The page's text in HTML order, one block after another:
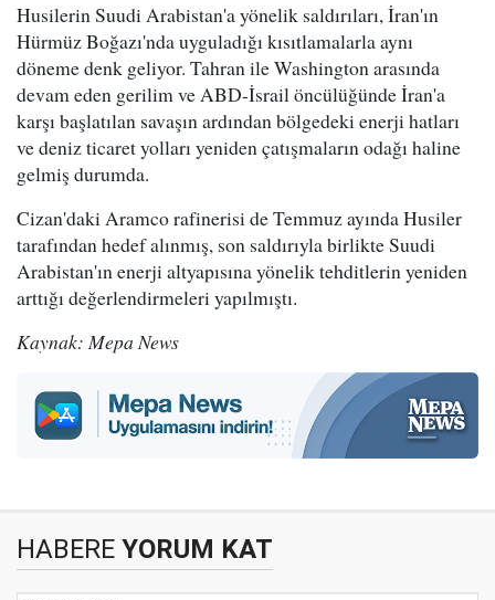
Husilerin Suudi Arabistan'a yönelik saldırıları, İran'ın
Hürmüz Boğazı'nda uyguladığı kısıtlamalarla aynı
döneme denk geliyor. Tahran ile Washington arasında
devam eden gerilim ve ABD-İsrail öncülüğünde İran'a
karşı başlatılan savaşın ardından bölgedeki enerji hatları
ve deniz ticaret yolları yeniden çatışmaların odağı haline
gelmiş durumda.
Cizan'daki Aramco rafinerisi de Temmuz ayında Husiler
tarafından hedef alınmış, son saldırıyla birlikte Suudi
Arabistan'ın enerji altyapısına yönelik tehditlerin yeniden
arttığı değerlendirmeleri yapılmıştı.
Kaynak: Mepa News
HABERE YORUM KAT